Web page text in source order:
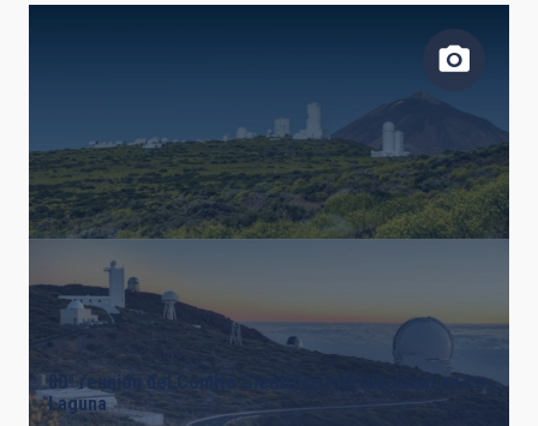
80ª reunión del Comité Científico Internacional en La
Laguna